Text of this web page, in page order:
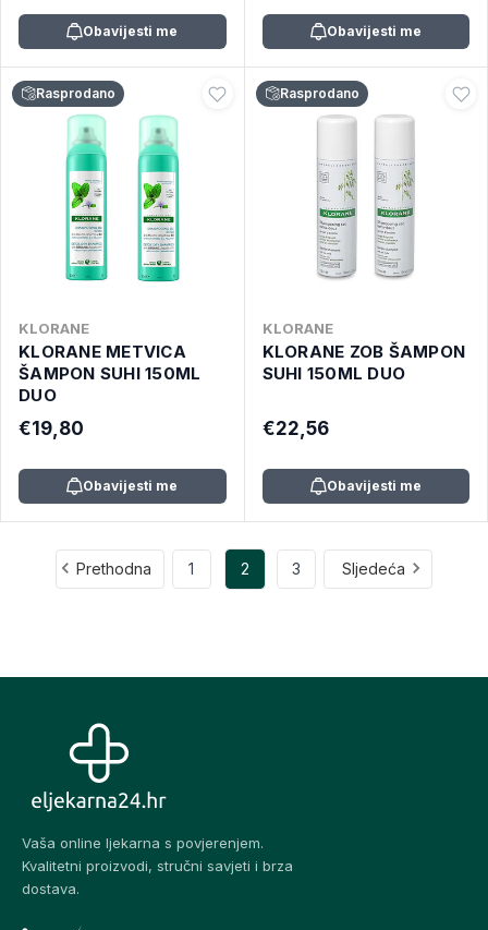
Obavijesti me Obavijesti me
Rasprodano
KLORANE
KLORANE METVICA
ŠAMPON SUHI 150ML
DUO
€19,80
Obavijesti me
Rasprodano
KLORANE
KLORANE ZOB ŠAMPON
SUHI 150ML DUO
€22,56
Obavijesti me
Prethodna 1 2 3 Sljedeća
Vaša online ljekarna s povjerenjem.
Kvalitetni proizvodi, stručni savjeti i brza
dostava.